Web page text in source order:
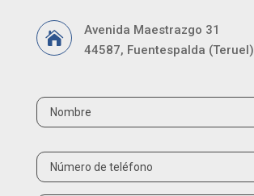

Avenida Maestrazgo 31
44587, Fuentespalda (Teruel)